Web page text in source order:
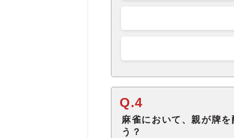
Q.4
麻雀において、親が牌
う？